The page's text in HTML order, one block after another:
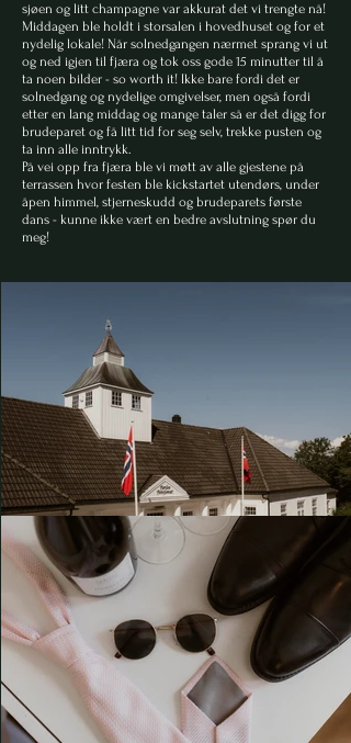
sjøen og litt champagne var akkurat det vi trengte nå!
Middagen ble holdt i storsalen i hovedhuset og for et
nydelig lokale! Når solnedgangen nærmet sprang vi ut
og ned igjen til fjæra og tok oss gode 15 minutter til å
ta noen bilder - so worth it! Ikke bare fordi det er
solnedgang og nydelige omgivelser, men også fordi
etter en lang middag og mange taler så er det digg for
brudeparet og få litt tid for seg selv, trekke pusten og
ta inn alle inntrykk.
På vei opp fra fjæra ble vi møtt av alle gjestene på
terrassen hvor festen ble kickstartet utendørs, under
åpen himmel, stjerneskudd og brudeparets første
dans - kunne ikke vært en bedre avslutning spør du
meg!